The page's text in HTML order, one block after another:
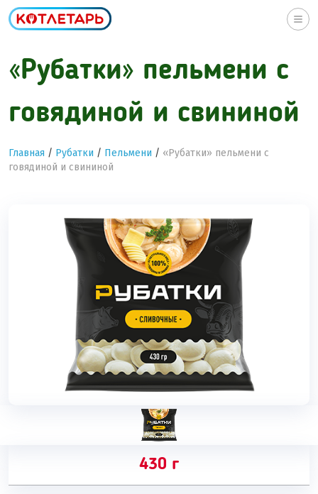
«Рубатки» пельмени с
говядиной и свининой
Главная / Рубатки / Пельмени / «Рубатки» пельмени с
говядиной и свининой
430 г